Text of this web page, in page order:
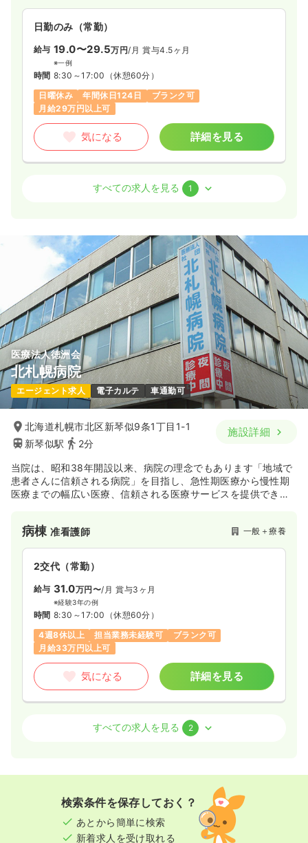
日勤のみ（常勤）
給与 19.0〜29.5万円/月 賞与4.5ヶ月
※一例
時間 8:30～17:00 （休憩60分）
日曜休み
年間休日124日
ブランク可
月給29万円以上可
気になる 詳細を見る
給与
お問い合わせください
8:00～17:00
年間休日122日
月給29万円以上可
気になる 詳細を見る
すべての求人を見る 1
医療法人徳洲会
北札幌病院
エージェント求人 電子カルテ 車通勤可
北海道札幌市北区新琴似9条1丁目1-1
新琴似駅
2分
施設詳細
当院は、昭和38年開設以来、病院の理念でもあります「地域で
患者さんに信頼される病院」を目指し、急性期医療から慢性期
医療までの幅広い医療、信頼される医療サービスを提供できる
で、医療による長期療養が必要な患者さんが安心して療養でき
るよう医療型療養病棟を開設。
一般病棟を改築し、医療設備も充実化させて急性期医療から慢
性期医療までの医療を継続しております。
これからも、「患者さんの立場に立った医療」「患者さん中心
の医療」を提供できるよう職員一同、資質の向上を図り、努力
を惜しまず精進して参ります。
病棟准看護師 一般＋療養
2交代（常勤）
給与 31.0万円〜/月 賞与3ヶ月
※経験3年の例
時間 8:30～17:00 （休憩60分）
4週8休以上
担当業務未経験可
ブランク可
月給33万円以上可
気になる 詳細を見る
すべての求人を見る 2
検索条件を保存しておく？
あとから簡単に検索
新着求人を受け取れる